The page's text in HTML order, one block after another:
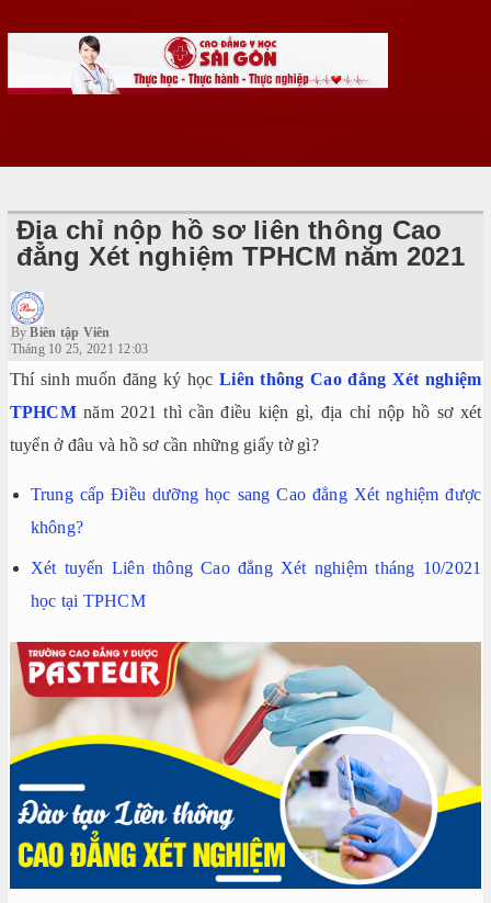
Địa chỉ nộp hồ sơ liên thông Cao
đẳng Xét nghiệm TPHCM năm 2021
ByBiên tập Viên
Tháng 10 25, 2021 12:03
Thí sinh muốn đăng ký họcLiên thông Cao đẳng Xét nghiệm
TPHCMnăm 2021 thì cần điều kiện gì, địa chỉ nộp hồ sơ xét
tuyển ở đâu và hồ sơ cần những giấy tờ gì?
Trung cấp Điều dưỡng học sang Cao đẳng Xét nghiệm được
không?
Xét tuyển Liên thông Cao đẳng Xét nghiệm tháng 10/2021
học tại TPHCM